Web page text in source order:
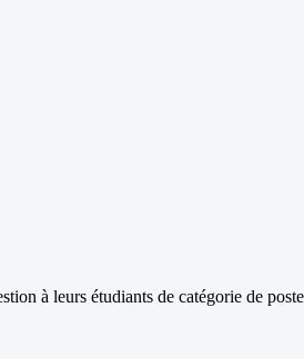
à leurs étudiants de catégorie de